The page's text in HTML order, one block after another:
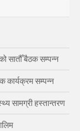
सातौँ बैठक सम्पन्न
कार्यक्रम सम्पन्न
सामग्री हस्तान्तरण